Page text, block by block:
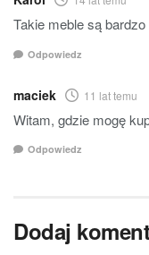
Takie meble są
Odpowiedz
maciek 11 lat temu
Witam, gdzie mogę
Odpowiedz
Dodaj